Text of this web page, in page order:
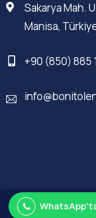
Sakarya Mah.
Manisa,
+90 (850) 885
Web